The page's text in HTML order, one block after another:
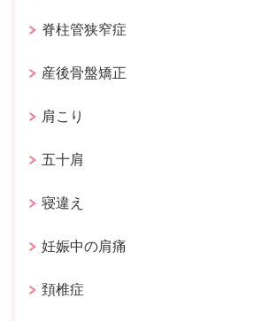
脊柱管狭窄症
産後骨盤矯正
肩こり
五十肩
寝違え
妊娠中の肩痛
頚椎症